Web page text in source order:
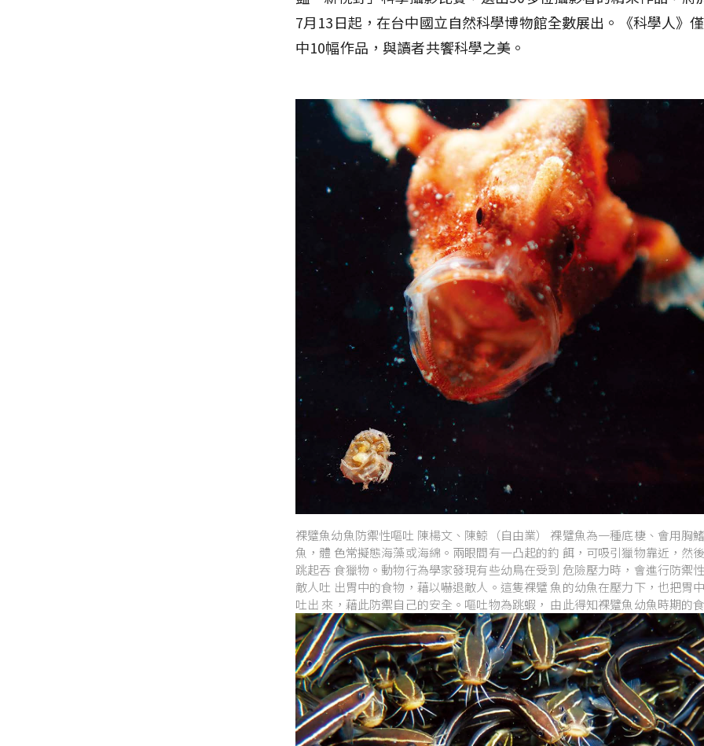
7月13日起，在台中國立自然科學博物館全數展出。《科學人》
中10幅作品，與讀者共饗科學之美。
裸躄魚幼魚防禦性嘔吐 陳楊文、陳鯨（自由業） 裸躄魚為一種底棲、會用胸
魚，體 色常擬態海藻或海綿。兩眼間有一凸起的釣 餌，可吸引獵物靠近，然
跳起吞 食獵物。動物行為學家發現有些幼鳥在受到 危險壓力時，會進行防禦
敵人吐 出胃中的食物，藉以嚇退敵人。這隻裸躄 魚的幼魚在壓力下，也把胃
吐出 來，藉此防禦自己的安全。嘔吐物為跳蝦， 由此得知裸躄魚幼魚時期的